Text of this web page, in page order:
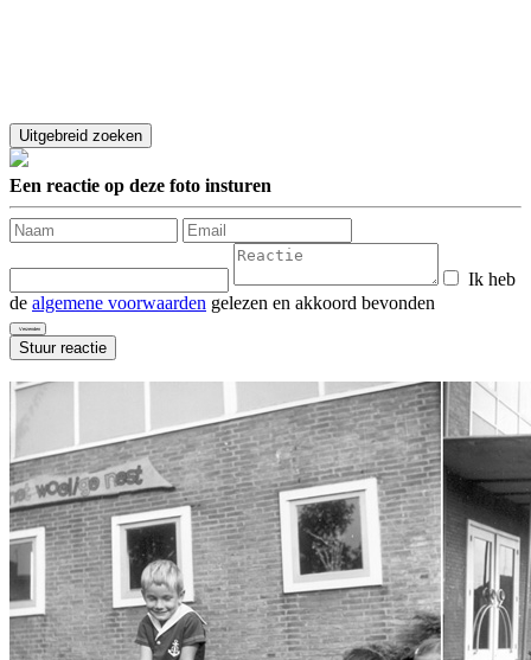
Een reactie op deze foto insturen
Ik heb
de algemene voorwaarden gelezen en akkoord bevonden